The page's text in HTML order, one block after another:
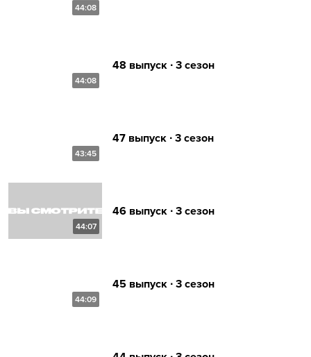
44:08
44:08
48 выпуск ∙ 3 сезон
43:45
47 выпуск ∙ 3 сезон
44:07
46 выпуск ∙ 3 сезон
44:09
45 выпуск ∙ 3 сезон